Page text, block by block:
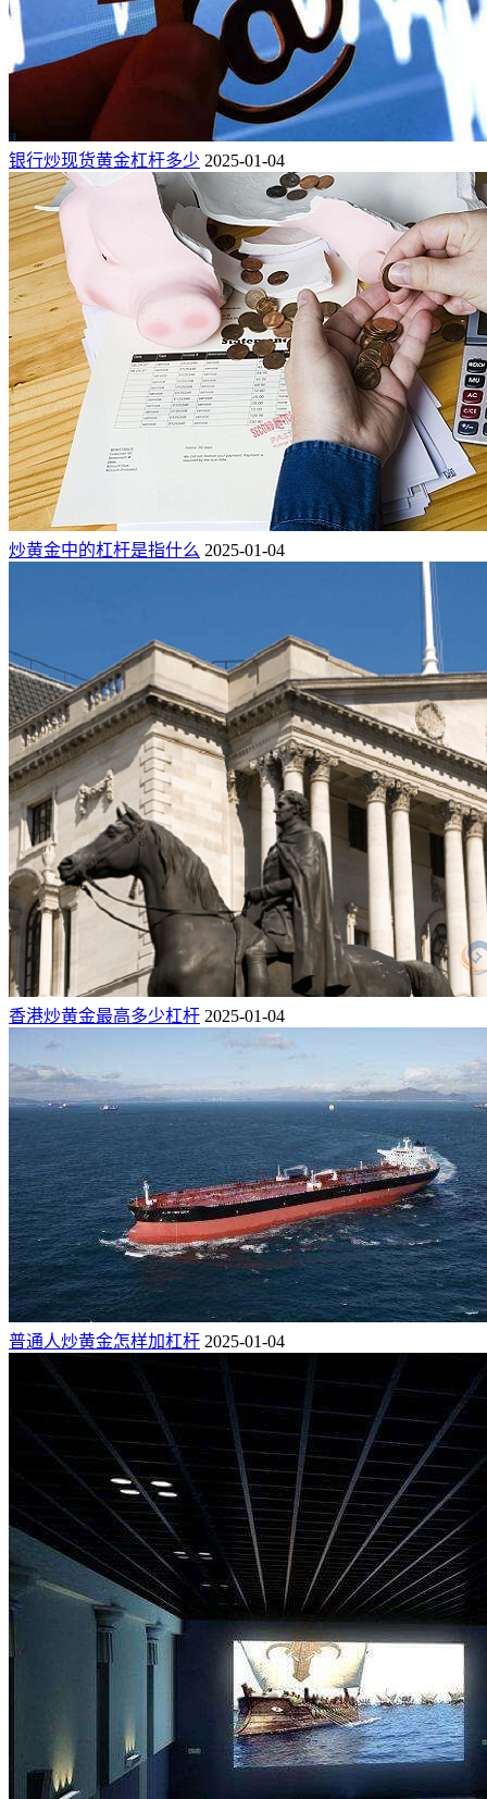
银行炒现货黄金杠杆多少 2025-01-04
炒黄金中的杠杆是指什么 2025-01-04
香港炒黄金最高多少杠杆 2025-01-04
普通人炒黄金怎样加杠杆 2025-01-04